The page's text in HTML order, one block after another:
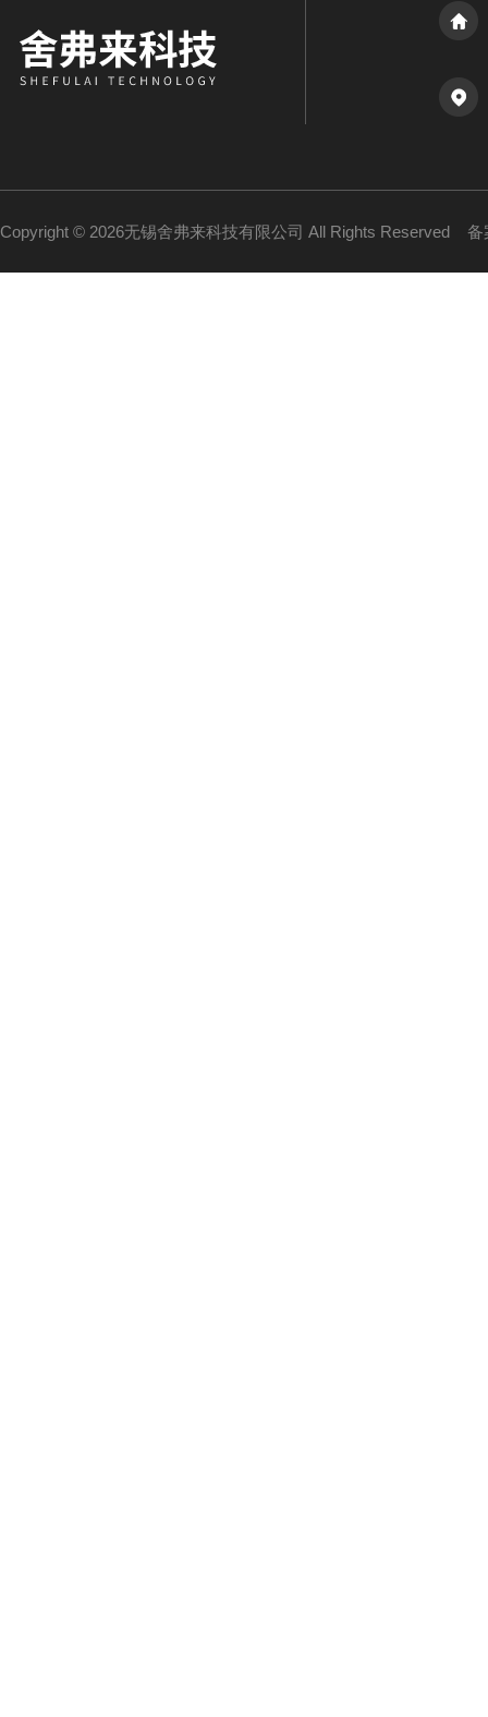
Copyright © 2026无锡舍弗来科技有限公司 All Rights Reserved 备